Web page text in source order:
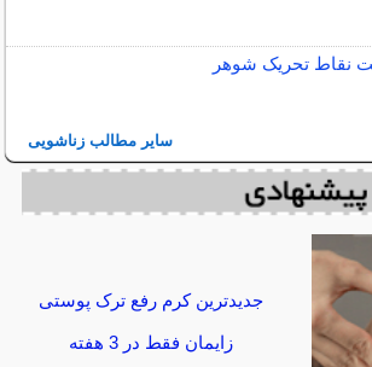
نقاط تحریک شوهر
سایر مطالب زناشویی
جدیدترین کرم رفع ترک پوستی
زایمان فقط در 3 هفته